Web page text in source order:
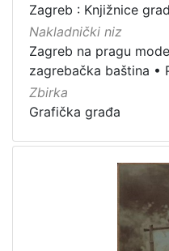
Zagreb : Knjižnice
Nakladnički niz
Zagreb na pragu
zagrebačka baština •
Zbirka
Grafička građa